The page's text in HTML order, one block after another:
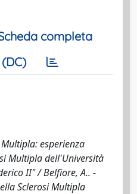
completa
esperienza
Multipla dell'Università
II" / Belfiore, A.. -
Sclerosi Multipla